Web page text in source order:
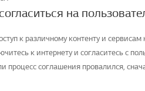
на
к различному контенту и
к интернету и согласитесь с
процесс соглашения провалился,